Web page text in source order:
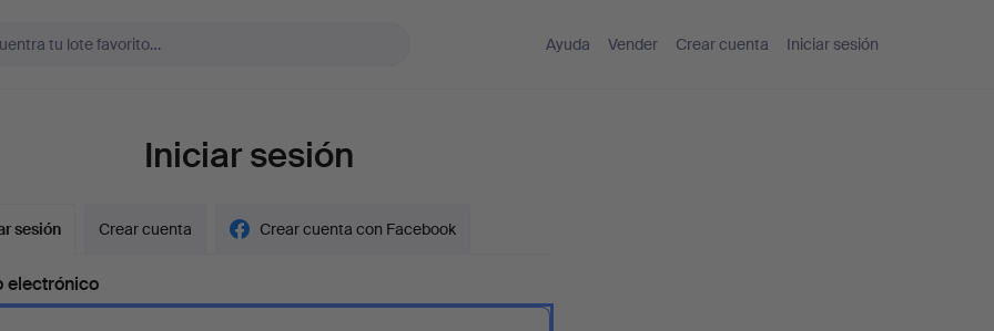
Ayuda Vender Crear cuenta Iniciar sesión
Iniciar sesión
sesión Crear cuenta Crear cuenta con Facebook
electrónico